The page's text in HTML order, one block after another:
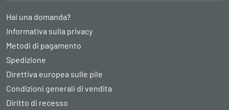
Hai una domanda?
Informativa sulla privacy
Metodi di pagamento
Spedizione
Direttiva europea sulle pile
Condizioni generali di vendita
Diritto di recesso